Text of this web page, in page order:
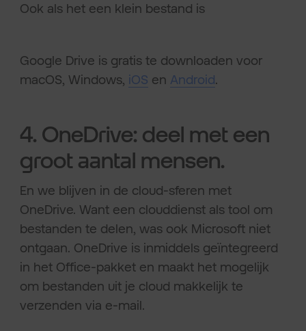
Ook als het een klein bestand is
Google Drive is gratis te downloaden voor
macOS, Windows, iOS en Android.
4. OneDrive: deel met een
groot aantal mensen.
En we blijven in de cloud-sferen met
OneDrive. Want een clouddienst als tool om
bestanden te delen, was ook Microsoft niet
ontgaan. OneDrive is inmiddels geïntegreerd
in het Office-pakket en maakt het mogelijk
om bestanden uit je cloud makkelijk te
verzenden via e-mail.